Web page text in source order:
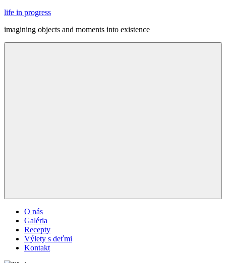
Skip
content
life in progress
imagining objects and moments into existence
O nás
Galéria
Recepty
Výlety s deťmi
Kontakt